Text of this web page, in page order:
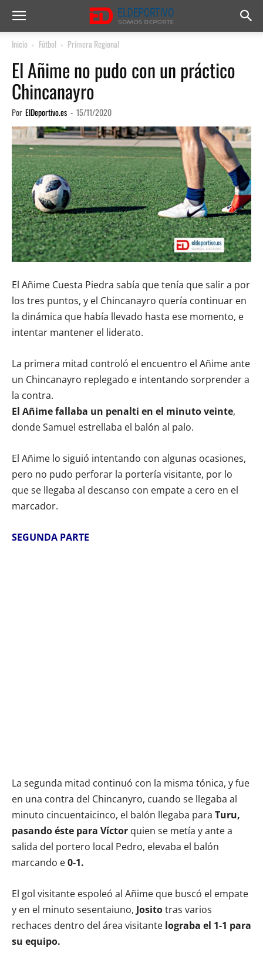
Inicio Fútbol Primera Regional
El Añime no pudo con un práctico
Chincanayro
Por ElDeportivo.es - 15/11/2020
El Añime Cuesta Piedra sabía que tenía que salir a por
los tres puntos, y el Chincanayro quería continuar en
la dinámica que había llevado hasta ese momento, e
intentar mantener el liderato.
La primera mitad controló el encuentro el Añime ante
un Chincanayro replegado e intentando sorprender a
la contra.
El Añime fallaba un penalti en el minuto veinte,
donde Samuel estrellaba el balón al palo.
El Añime lo siguió intentando con algunas ocasiones,
pero no pudo perforar la portería visitante, por lo
que se llegaba al descanso con empate a cero en el
marcador.
SEGUNDA PARTE
La segunda mitad continuó con la misma tónica, y fue
en una contra del Chincanyro, cuando se llegaba al
minuto cincuentaicinco, el balón llegaba para Turu,
pasando éste para Víctor quien se metía y ante a
salida del portero local Pedro, elevaba el balón
marcando e0-1.
El gol visitante espoleó al Añime que buscó el empate
y en el minuto sesentaiuno, Jositotras varios
rechaces dentro del área visitante lograba el 1-1 para
su equipo.